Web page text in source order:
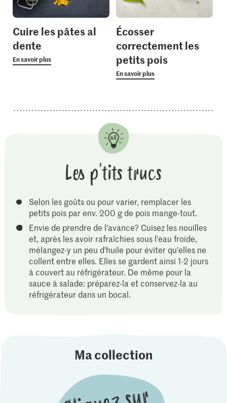
Cuire les pâtes al
dente
En savoir plus
Écosser
correctement les
petits pois
En savoir plus
Les p'tits trucs
Selon les goûts ou pour varier, remplacer les
petits pois par env. 200 g de pois mange-tout.
Envie de prendre de l'avance? Cuisez les nouilles
et, après les avoir rafraîchies sous l'eau froide,
mélangez-y un peu d'huile pour éviter qu'elles ne
collent entre elles. Elles se gardent ainsi 1-2 jours
à couvert au réfrigérateur. De même pour la
sauce à salade: préparez-la et conservez-la au
réfrigérateur dans un bocal.
Ma collection